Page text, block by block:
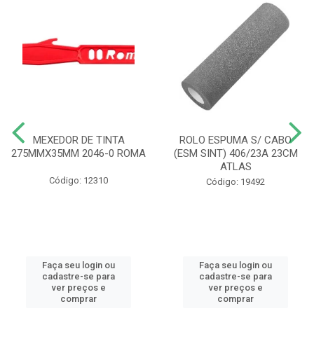
MEXEDOR DE TINTA
275MMX35MM 2046-0 ROMA
Código: 12310
Faça seu login ou
cadastre-se para
ver preços e
comprar
ROLO ESPUMA S/ CABO
(ESM SINT) 406/23A 23CM
ATLAS
Código: 19492
Faça seu login ou
cadastre-se para
ver preços e
comprar